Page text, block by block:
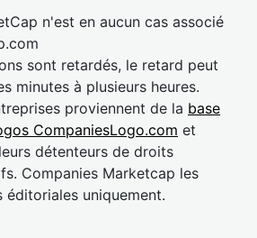
n'est en aucun cas associé
sont retardés, le retard peut
minutes à plusieurs heures.
proviennent de la base
CompaniesLogo.com et
détenteurs de droits
Companies Marketcap les
uniquement.